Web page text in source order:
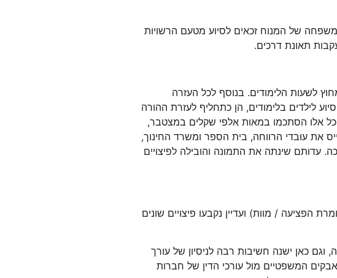
של המנוח זכאים לסיוע מטעם הרשויות
תאונת דרכים.
לשעות הלימודים. בנוסף לכל העזרה
לילדים בלימודים, הן כתחליף לעזרת ההורה
כל אלו הסתכמו במאות אלפי שקלים במצטבר,
את עובדי הרווחה, בית הספר ומשרד החינוך,
עדותם שינתה את התמונה והובילה לפיצויים
הפציעה / מוות) ועדיין נקבעו פיצויים שונים
כאן ישנה חשיבות רבה לניסיון של עורך
המשפטיים מול עורכי הדין של חברות